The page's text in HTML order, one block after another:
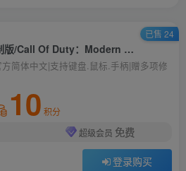
使命召唤6：现代战争2重制版/Call Of Duty：Modern Warfare 2 Campa
简体中文|支持键盘.鼠标.手柄|赠多项修
10 积分
超级会员 免费
登录购买
已售 24